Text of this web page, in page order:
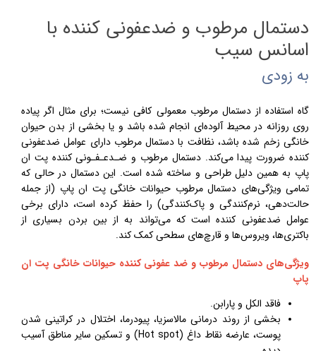
دستمال مرطوب و ضدعفونی کننده با
اسانس سیب
به زودی
گاه استفاده از دستمال مرطوب معمولی کافی نیست؛ برای مثال اگر پیاده
روی روزانه در محیط آلوده‌ای انجام شده باشد و یا بخشی از بدن حیوان
خانگی زخم شده باشد، نظافت با دستمال مرطوب دارای عوامل ضدعفونی
کننده ضرورت پیدا می‌کند. دستمال مرطوب و ضـدعـفـونی کننده پت ان
پاپ به همین دلیل طراحی و ساخته شده است. این دستمال در حالی که
تمامی ویژگی‌های دستمال مرطوب حیوانات خانگی پت ان پاپ (از جمله
حالت‌دهی، نرم‌کنندگی و پاک‌کنندگی) را حفظ کرده است، دارای برخی
عوامل ضدعفونی کننده است که می‌تواند به از بین بردن بسیاری از
باکتری‌ها، ویروس‌ها و قارچ‌های سطحی کمک کند.
ویژگی‌های دستمال مرطوب و ضد عفونی کننده حيوانات خانگی پت ان
پاپ
فاقد الکل و پارابن.
بخشی از روند درمانی مالاسزیا، پیودرما، اختلال در کراتینی شدن
پوست، عارضه نقاط داغ (Hot spot) و تسکین سایر مناطق آسیب